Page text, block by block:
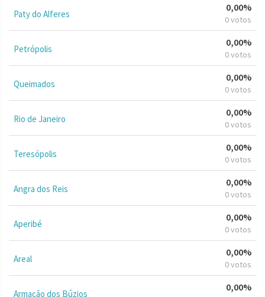
Paty do Alferes
0,00%
0 votos
Petrópolis
0,00%
0 votos
Queimados
0,00%
0 votos
Rio de Janeiro
0,00%
0 votos
Teresópolis
0,00%
0 votos
Angra dos Reis
0,00%
0 votos
Aperibé
0,00%
0 votos
Areal
0,00%
0 votos
Armação dos Búzios
0,00%